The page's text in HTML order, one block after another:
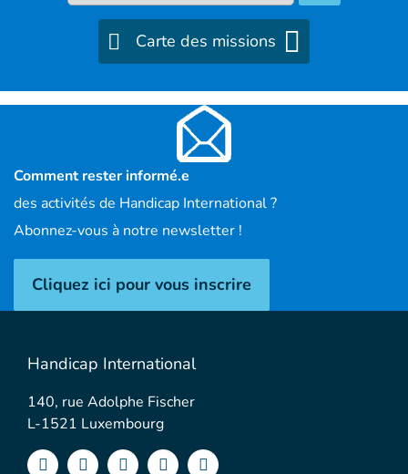
Carte des missions
Comment rester informé.e
des activités de Handicap International ?
Abonnez-vous à notre newsletter !
Cliquez ici pour vous inscrire
Handicap International
140, rue Adolphe Fischer
L-1521 Luxembourg